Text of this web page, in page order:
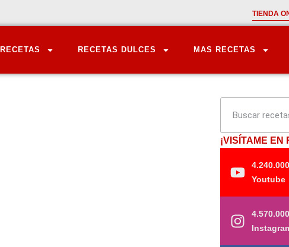
TIENDA
RECETAS RECETAS DULCES MAS RECETAS
¡VISÍTAME
Youtube